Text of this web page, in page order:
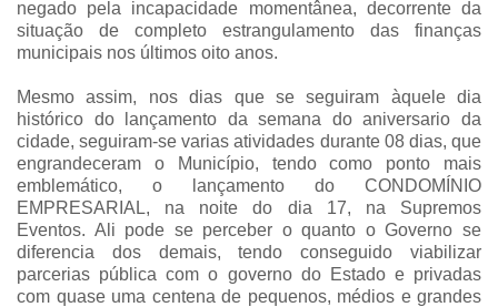
negado pela incapacidade momentânea, decorrente da
situação de completo estrangulamento das finanças
municipais nos últimos oito anos.
Mesmo assim, nos dias que se seguiram àquele dia
histórico do lançamento da semana do aniversario da
cidade, seguiram-se varias atividades durante 08 dias, que
engrandeceram o Município, tendo como ponto mais
emblemático, o lançamento do CONDOMÍNIO
EMPRESARIAL, na noite do dia 17, na Supremos
Eventos. Ali pode se perceber o quanto o Governo se
diferencia dos demais, tendo conseguido viabilizar
parcerias pública com o governo do Estado e privadas
com quase uma centena de pequenos, médios e grandes